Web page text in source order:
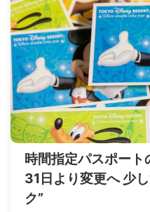
時間指定パスポート
31日より変更へ 少
ク”